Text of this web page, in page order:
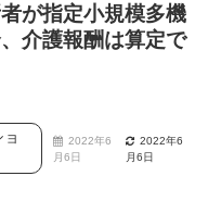
が指定小規模多機
介護報酬は算定で
2022年6
月6日
2022年6
月6日